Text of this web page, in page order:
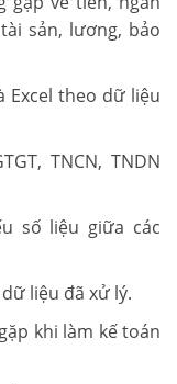
sản, lương, bảo
Excel theo dữ liệu
TNCN, TNDN
số liệu giữa các
liệu đã xử lý.
khi làm kế toán